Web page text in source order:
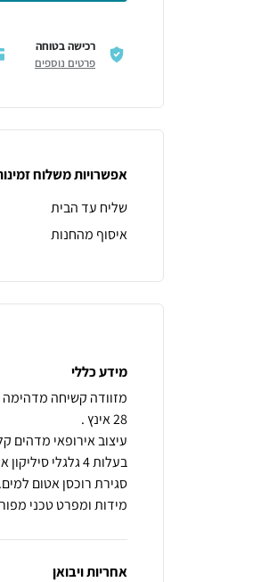
רכישה בטוחה
פרטים נוספים
אפשרויות משלוח
שליח עד הבית
איסוף מהחנות
מידע כללי
מידות ומפרט טכני
אחריות ויבואן